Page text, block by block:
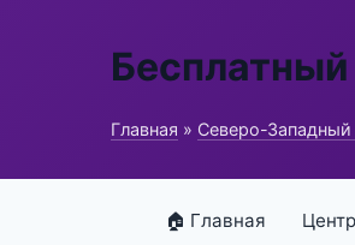
Главная » Северо-
🏠 Главная